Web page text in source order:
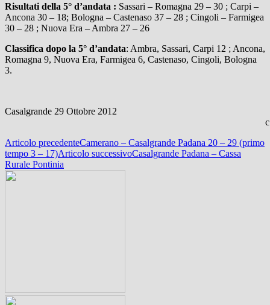
Risultati della 5° d’andata : Sassari – Romagna 29 – 30 ; Carpi –
Ancona 30 – 18; Bologna – Castenaso 37 – 28 ; Cingoli – Farmigea
30 – 28 ; Nuova Era – Ambra 27 – 26
Classifica dopo la 5° d’andata: Ambra, Sassari, Carpi 12 ; Ancona,
Romagna 9, Nuova Era, Farmigea 6, Castenaso, Cingoli, Bologna
3.
Casalgrande 29 Ottobre 2012
Navigazione
articolo
Articolo precedenteCamerano – Casalgrande Padana 20 – 29 (primo
tempo 3 – 17)Articolo successivoCasalgrande Padana – Cassa
Rurale Pontinia